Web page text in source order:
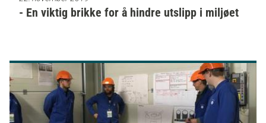
- En viktig brikke for å hindre utslipp i miljøet